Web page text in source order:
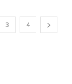
3 4